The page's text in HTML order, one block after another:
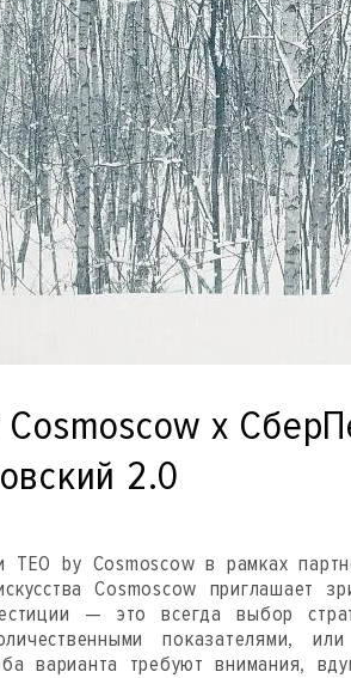
x
2.0
TEO by Cosmoscow в рамках
Cosmoscow приглашает
— это всегда выбор
показателями,
варианта требуют внимания,